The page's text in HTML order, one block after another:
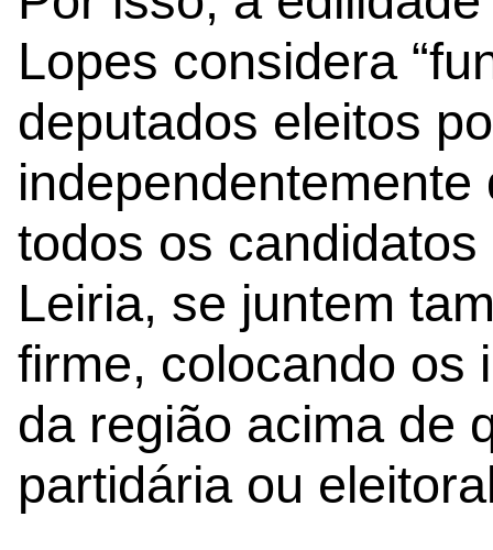
Lopes considera
deputados eleitos
todos os
Leiria, se juntem
firme, colocando os
da região acima de
partidária ou